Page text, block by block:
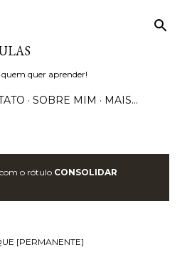
quer aprender!
SOBRE MIM MAIS…
o rótulo CONSOLIDAR
[PERMANENTE]